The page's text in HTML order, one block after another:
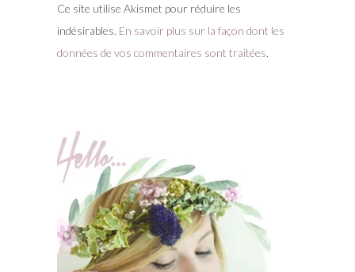
Ce site utilise Akismet pour réduire les
indésirables. En savoir plus sur la façon dont les
données de vos commentaires sont traitées.